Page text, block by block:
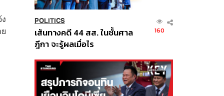
POLITICS
เส้นทางคดี 44 สส. ในชั้นศาล
ฎีกา จะรู้ผลเมื่อไร
160